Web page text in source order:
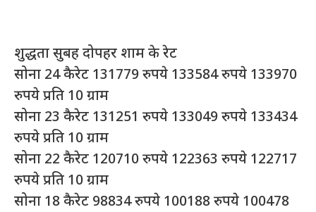
शुद्धता सुबह दोपहर शाम के रेट
सोना 24 कैरेट 131779 रुपये 133584 रुपये 133970
रुपये प्रति 10 ग्राम
सोना 23 कैरेट 131251 रुपये 133049 रुपये 133434
रुपये प्रति 10 ग्राम
सोना 22 कैरेट 120710 रुपये 122363 रुपये 122717
रुपये प्रति 10 ग्राम
सोना 18 कैरेट 98834 रुपये 100188 रुपये 100478